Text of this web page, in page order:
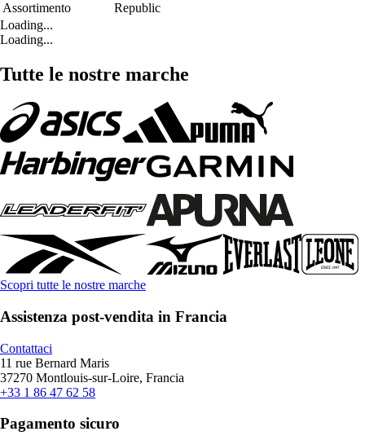
Assortimento
Republic
Loading...
Loading...
Tutte le nostre marche
Scopri tutte le nostre marche
Assistenza post-vendita in Francia
Contattaci
11 rue Bernard Maris
37270 Montlouis-sur-Loire, Francia
+33 1 86 47 62 58
Pagamento sicuro